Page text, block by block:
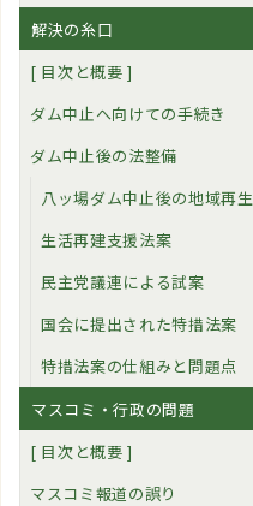
解決の糸口
[ 目次と概要 ]
ダム中止へ向けての手続き
ダム中止後の法整備
八ッ場ダム中止後の地域再生
生活再建支援法案
民主党議連による試案
国会に提出された特措法案
特措法案の仕組みと問題点
マスコミ・行政の問題
[ 目次と概要 ]
マスコミ報道の誤り